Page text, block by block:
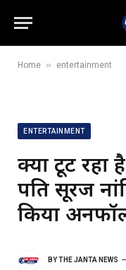
Home » entertainment
ENTERTAINMENT
क्या टूट रहा
पति सूरज
किया
BYTHE JANTA NEWS